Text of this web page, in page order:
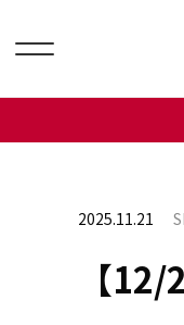
2025.11.21
【